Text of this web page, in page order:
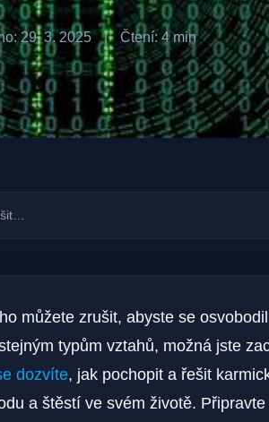
29. 3. 2025 | Čtení: 4 min
můžete zrušit, abyste se
typům vztahů, možná jste
dozvíte, jak pochopit a řešit⁤
a štěstí ve svém životě.⁣